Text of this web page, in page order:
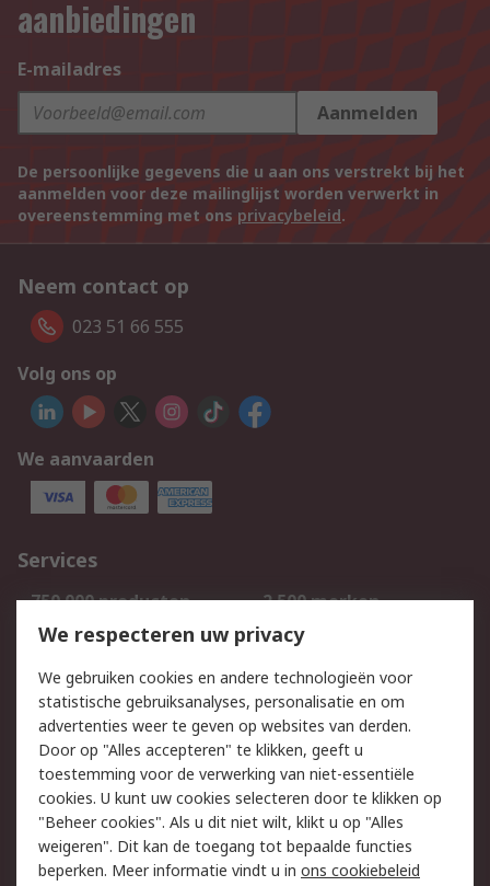
aanbiedingen
E-mailadres
Aanmelden
De persoonlijke gegevens die u aan ons verstrekt bij het
aanmelden voor deze mailinglijst worden verwerkt in
overeenstemming met ons privacybeleid.
Neem contact op
023 51 66 555
Volg ons op
We aanvaarden
Services
750.000 producten
2.500 merken
Bestellen
Inkoopoplossingen
Track & Trace
Wettelijk
Cookiebeleid
Email veiligheid
Privacybeleid
Websitevoorwaarden
Algemene
verkoopvoorwaarden
We respecteren uw privacy
We gebruiken cookies en andere technologieën voor
statistische gebruiksanalyses, personalisatie en om
advertenties weer te geven op websites van derden.
Door op "Alles accepteren" te klikken, geeft u
toestemming voor de verwerking van niet-essentiële
cookies. U kunt uw cookies selecteren door te klikken op
"Beheer cookies". Als u dit niet wilt, klikt u op "Alles
weigeren". Dit kan de toegang tot bepaalde functies
beperken. Meer informatie vindt u in ons cookiebeleid